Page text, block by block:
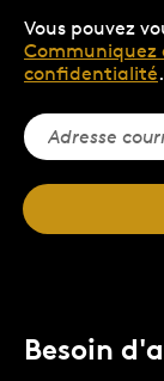
Vous pouvez
Communiquez
confidentialité.
Besoin